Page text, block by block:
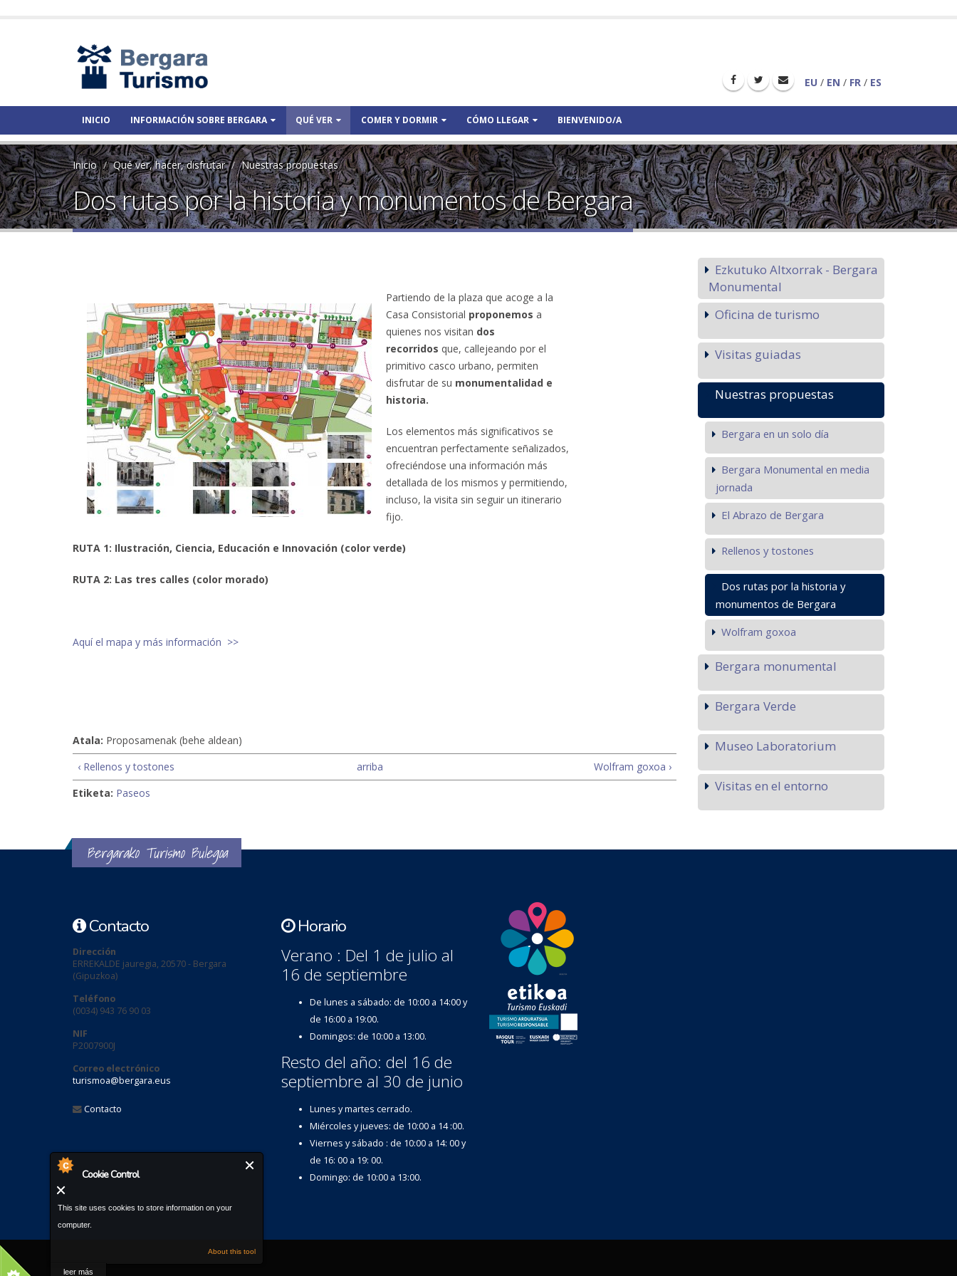
Cookie Control
This site uses cookies to store information on your
computer.
About this tool
leer más
EU / EN / FR / ES
INICIO INFORMACIÓN SOBRE BERGARA QUÉ VER COMER Y DORMIR CÓMO LLEGAR BIENVENIDO/A
Inicio Qué ver, hacer, disfrutar Nuestras propuestas
Dos rutas por la historia y monumentos de Bergara
Partiendo de la plaza que acoge a la
Casa Consistorial proponemos a
quienes nos visitan dos
recorridos que, callejeando por el
primitivo casco urbano, permiten
disfrutar de su monumentalidad e
historia.
Los elementos más significativos se
encuentran perfectamente señalizados,
ofreciéndose una información más
detallada de los mismos y permitiendo,
incluso, la visita sin seguir un itinerario
fijo.
RUTA 1: Ilustración, Ciencia, Educación e Innovación (color verde)
RUTA 2: Las tres calles (color morado)
Aquí el mapa y más información >>
Atala: Proposamenak (behe aldean)
‹ Rellenos y tostones
arriba
Wolfram goxoa ›
Etiketa: Paseos
Ezkutuko Altxorrak - Bergara
Monumental
Oficina de turismo
Visitas guiadas
Nuestras propuestas
Bergara en un solo día
Bergara Monumental en media
jornada
El Abrazo de Bergara
Rellenos y tostones
Dos rutas por la historia y
monumentos de Bergara
Wolfram goxoa
Bergara monumental
Bergara Verde
Museo Laboratorium
Visitas en el entorno
Bergarako Turismo Bulegoa
Contacto
Dirección
ERREKALDE jauregia, 20570 - Bergara
(Gipuzkoa)
Teléfono
(0034) 943 76 90 03
NIF
P2007900J
Correo electrónico
turismoa@bergara.eus
Contacto
Horario
Verano : Del 1 de julio al
16 de septiembre
De lunes a sábado: de 10:00 a 14:00 y
de 16:00 a 19:00.
Domingos: de 10:00 a 13:00.
Resto del año: del 16 de
septiembre al 30 de junio
Lunes y martes cerrado.
Miércoles y jueves: de 10:00 a 14 :00.
Viernes y sábado : de 10:00 a 14: 00 y
de 16: 00 a 19: 00.
Domingo: de 10:00 a 13:00.